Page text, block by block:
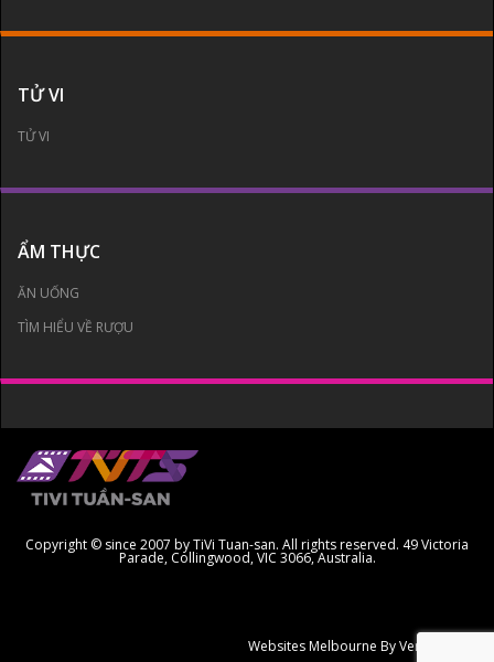
TỬ VI
TỬ VI
ẨM THỰC
ĂN UỐNG
TÌM HIỂU VỀ RƯỢU
Copyright © since 2007 by TiVi Tuan-san. All rights reserved. 49 Victoria
Parade, Collingwood, VIC 3066, Australia.
Websites Melbourne By Ven Creative